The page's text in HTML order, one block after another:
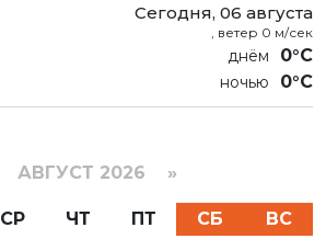
Сегодня, 06 августа
, ветер 0 м/сек
0°C
0°C
АВГУСТ 2026 »
СР ЧТ ПТ СБ
ВС